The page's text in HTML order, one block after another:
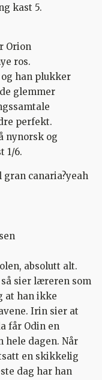
kast 5.
Orion
ros.
han plukker
glemmer
perfekt.
nynorsk og
1/6.
canaria?yeah
absolutt alt.
sier læreren som
at han ikke
Irin sier at
får Odin en
hele dagen. Når
en skikkelig
dag har han